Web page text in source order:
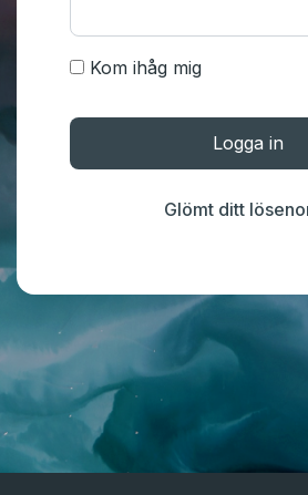
Kom ihåg mig
Logga in
Glömt ditt